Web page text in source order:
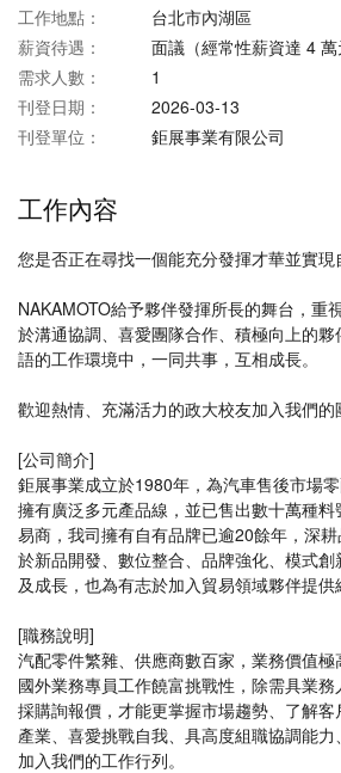
工作地點：
台北市內湖區
薪資待遇：
面議（經常性薪資達 4 萬
需求人數：
1
刊登日期：
2026-03-13
刊登單位：
鉅展事業有限公司
工作內容
您是否正在尋找一個能充分發揮才華並實現
NAKAMOTO給予夥伴發揮所長的舞台，重
於溝通協調、喜愛團隊合作、積極向上的
語的工作環境中，一同共事，互相成長。
歡迎熱情、充滿活力的政大校友加入我們的
[公司簡介]
鉅展事業成立於1980年，為汽車售後市場
擁有廣泛多元產品線，並已售出數十萬種
易商，我司擁有自有品牌已逾20餘年，深
於新品開發、數位整合、品牌強化、模式
及成長，也為有志於加入貿易領域夥伴提供
[職務說明]
汽配零件繁雜、供應商數百家，業務價值極
國外業務專員工作饒富挑戰性，除需具業
採購詢報價，才能更掌握市場趨勢、了解
產業、喜愛挑戰自我、具高度組職協調能
加入我們的工作行列。